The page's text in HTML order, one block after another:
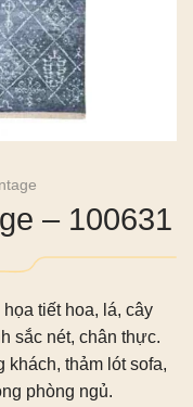
– 100631
tiết hoa, lá, cây
sắc nét, chân thực.
khách, thảm lót sofa,
phòng ngủ.